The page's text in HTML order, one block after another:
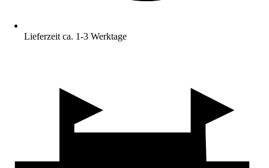
Lieferzeit ca. 1-3 Werktage